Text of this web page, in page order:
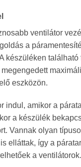
ventilátor
a
készüléken található
eszközön.
indul, amikor a
a készülék
Vannak olyan
elláttak, így a
a ventilátorok.